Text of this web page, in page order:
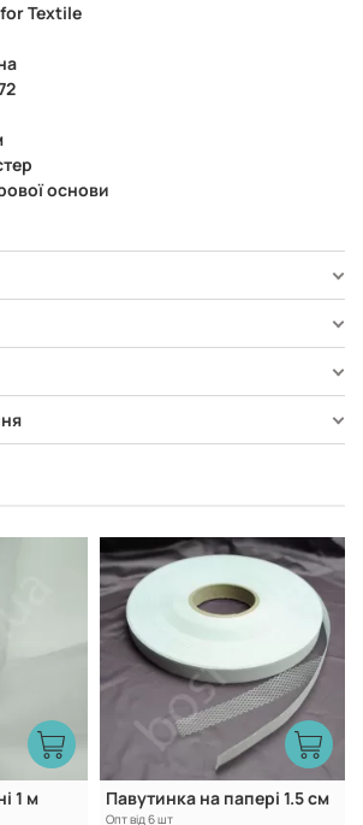
Textile
основи
1 м Павутинка на папері 1.5 см
Опт від 6 шт